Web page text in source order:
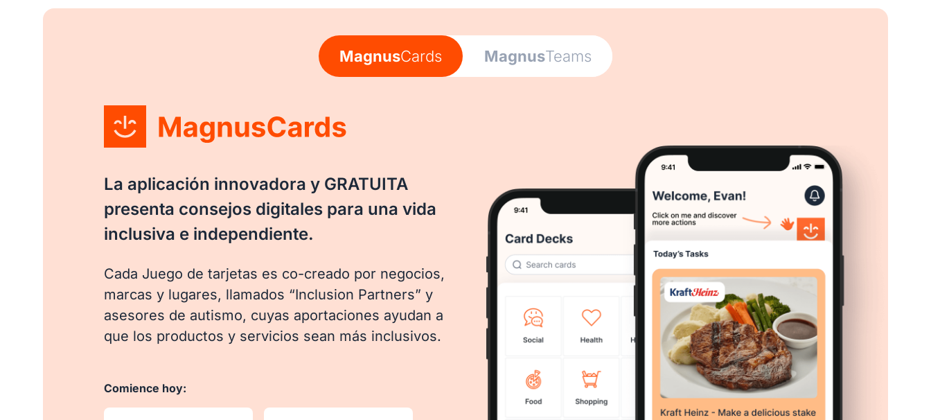
MagnusCards MagnusTeams
La aplicación innovadora y GRATUITA
presenta consejos digitales para una vida
inclusiva e independiente.
Cada Juego de tarjetas es co-creado por negocios,
marcas y lugares, llamados “Inclusion Partners” y
asesores de autismo, cuyas aportaciones ayudan a
que los productos y servicios sean más inclusivos.
Comience hoy: